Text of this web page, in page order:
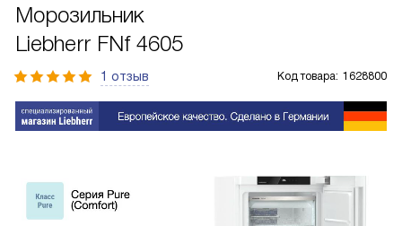
Морозильник
Liebherr FNf 4605
1 отзыв Код товара: 1628800